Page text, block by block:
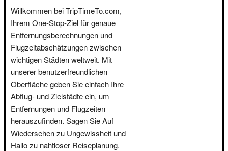
Willkommen bei TripTimeTo.com,
Ihrem One-Stop-Ziel für genaue
Entfernungsberechnungen und
Flugzeitabschätzungen zwischen
wichtigen Städten weltweit. Mit
unserer benutzerfreundlichen
Oberfläche geben Sie einfach Ihre
Abflug- und Zielstädte ein, um
Entfernungen und Flugzeiten
herauszufinden. Sagen Sie Auf
Wiedersehen zu Ungewissheit und
Hallo zu nahtloser Reiseplanung.